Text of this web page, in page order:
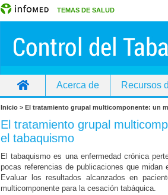
TEMAS DE SALUD
Acerca de Recursos
Inicio > El tratamiento grupal multicomponente: un
El tratamiento grupal
el tabaquismo
El tabaquismo es una enfermedad crónica
pocas referencias de publicaciones que
Evaluar los resultados alcanzados en
multicomponente para la cesación tabáquica.